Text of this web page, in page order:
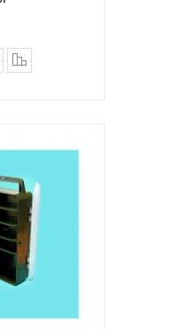
в закладки